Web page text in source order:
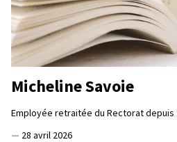
Micheline Savoie
Employée retraitée du Rectorat depuis
— 28 avril 2026